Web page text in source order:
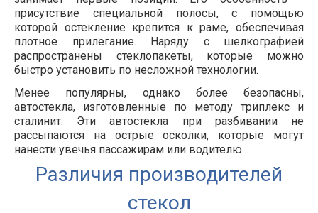
присутствие специальной полосы, с помощью
которой остекление крепится к раме, обеспечивая
плотное прилегание. Наряду с шелкографией
распространены стеклопакеты, которые можно
быстро установить по несложной технологии.
Менее популярны, однако более безопасны,
автостекла, изготовленные по методу триплекс и
сталинит. Эти автостекла при разбивании не
рассыпаются на острые осколки, которые могут
нанести увечья пассажирам или водителю.
Различия производителей
стекол